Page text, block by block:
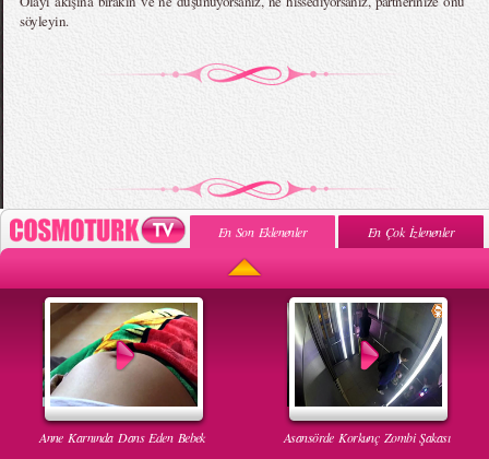
söyleyin.
En Son Eklenenler En Çok İzlenenler
Anne Karnında Dans Eden Bebek Asansörde Korkunç Zombi Şakası